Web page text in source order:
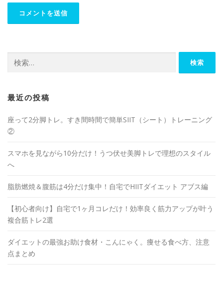
最近の投稿
座って2分脚トレ。すき間時間で簡単SIIT（シート）トレーニング
②
スマホを見ながら10分だけ！うつ伏せ美脚トレで理想のスタイル
へ
脂肪燃焼＆腹筋は4分だけ集中！自宅でHIITダイエット アブス編
【初心者向け】自宅で1ヶ月コレだけ！効率良く筋力アップが叶う
複合筋トレ2選
ダイエットの最強お助け食材・こんにゃく。痩せる食べ方、注意
点まとめ